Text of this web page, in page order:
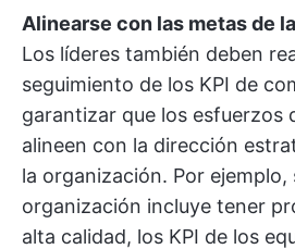
Alinearse con las metas de
Los líderes también deben
seguimiento de los KPI de
garantizar que los esfuerzos
alineen con la dirección
la organización. Por ejemplo,
organización incluye tener
alta calidad, los KPI de los